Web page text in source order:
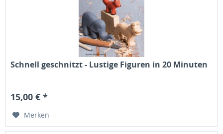
Schnell geschnitzt - Lustige Figuren in 20 Minuten
15,00 € *
Merken